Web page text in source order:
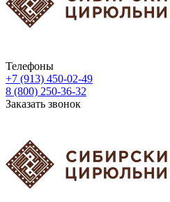
Телефоны
+7 (913) 450-02-49
8 (800) 250-36-32
Заказать звонок